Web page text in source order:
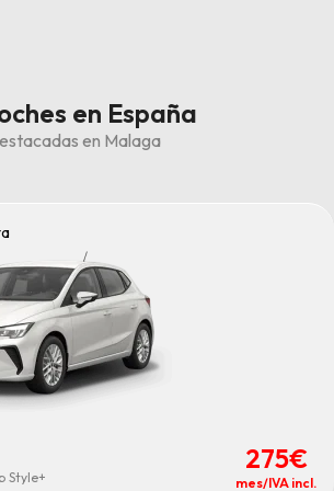
en España
en Malaga
Style+
275€
mes/IVA incl.